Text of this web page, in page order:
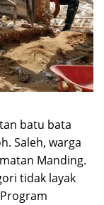
batu bata
Saleh, warga
Manding.
tidak layak